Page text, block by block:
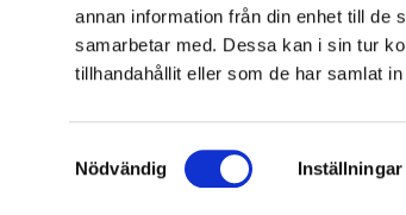
annan information från din enhet till de
samarbetar med. Dessa kan i sin tur
tillhandahållit eller som de har samlat
a
Nödvändig Inställningar
vardagar mellan 9-11